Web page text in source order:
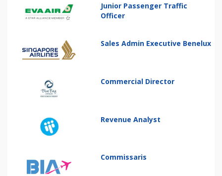
Junior Passenger Traffic
Officer
Sales Admin Executive Benelux
Commercial Director
Revenue Analyst
Commissaris